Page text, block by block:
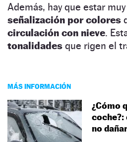
Además, hay que estar
señalización por colores
circulación con nieve.
tonalidades que rigen el
MÁS INFORMACIÓN
¿Cómo
coche?:
no